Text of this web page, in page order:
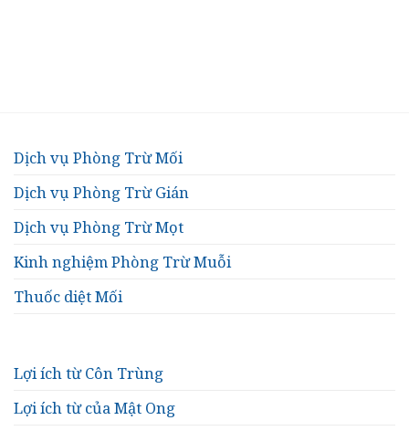
Dịch vụ Phòng Trừ Mối
Dịch vụ Phòng Trừ Gián
Dịch vụ Phòng Trừ Mọt
Kinh nghiệm Phòng Trừ Muỗi
Thuốc diệt Mối
Lợi ích từ Côn Trùng
Lợi ích từ của Mật Ong